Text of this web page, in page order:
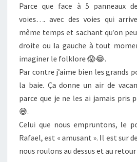
Parce que face à 5 panneaux
voies…. avec des voies qui
même temps et sachant qu’on
droite ou la gauche à tout
imaginer le folklore 😱😂.
Par contre j’aime bien les grands
la baie. Ça donne un air de
parce que je ne les ai jamais pris
😅.
Celui que nous empruntons, le
Rafael, est « amusant ». Il est sur
nous roulons au dessus et au retour